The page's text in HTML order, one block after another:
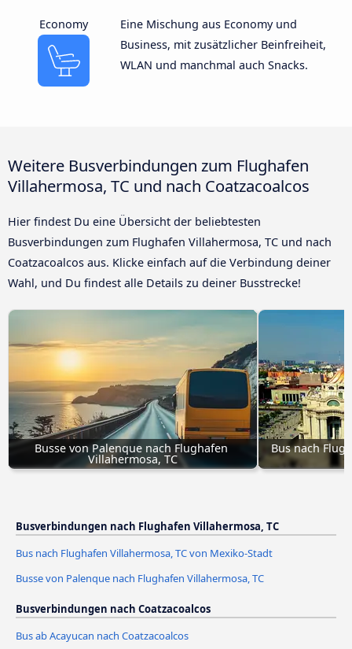
Economy
Eine Mischung aus Economy und
Business, mit zusätzlicher Beinfreiheit,
WLAN und manchmal auch Snacks.
Weitere Busverbindungen zum Flughafen
Villahermosa, TC und nach Coatzacoalcos
Hier findest Du eine Übersicht der beliebtesten
Busverbindungen zum Flughafen Villahermosa, TC und nach
Coatzacoalcos aus. Klicke einfach auf die Verbindung deiner
Wahl, und Du findest alle Details zu deiner Busstrecke!
Busse von Palenque nach Flughafen
Villahermosa, TC
Bus nach
Busverbindungen nach Flughafen Villahermosa, TC
Bus nach Flughafen Villahermosa, TC von Mexiko-Stadt
Busse von Palenque nach Flughafen Villahermosa, TC
Busverbindungen nach Coatzacoalcos
Bus ab Acayucan nach Coatzacoalcos